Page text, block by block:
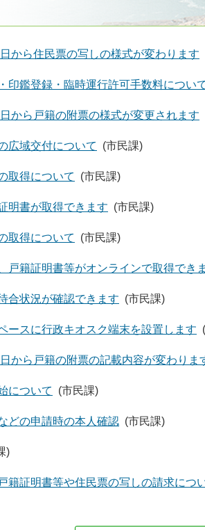
から住民票の写しの様式が変わります
印鑑登録・臨時運行許可手数料につい
から戸籍の附票の様式が変更されます
広域交付について (市民課)
取得について (市民課)
明書が取得できます (市民課)
取得について (市民課)
戸籍証明書等がオンラインで取得でき
合状況が確認できます (市民課)
ースに行政キオスク端末を設置します
から戸籍の附票の記載内容が変わりま
について (市民課)
どの申請時の本人確認 (市民課)
)
籍証明書等や住民票の写しの請求につ